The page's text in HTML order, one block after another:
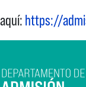
https://